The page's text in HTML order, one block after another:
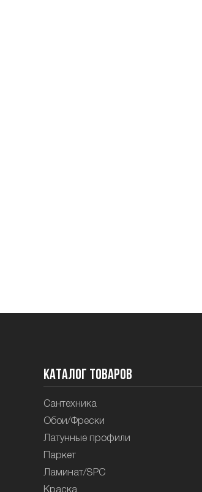
Каталог товаров
Сантехника
Обои/Фрески
Латунные профили
Паркет
Ламинат/SPC